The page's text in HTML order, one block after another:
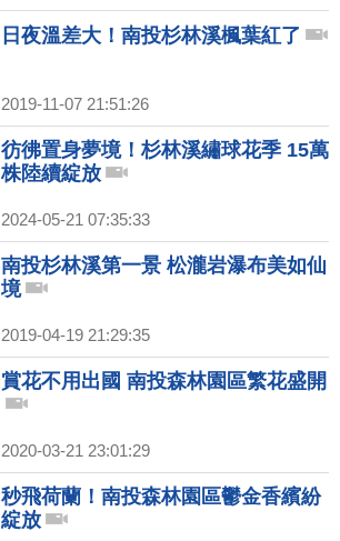
日夜溫差大！南投杉林溪楓葉紅了
2019-11-07 21:51:26
彷彿置身夢境！杉林溪繡球花季 15萬
株陸續綻放
2024-05-21 07:35:33
南投杉林溪第一景 松瀧岩瀑布美如仙
境
2019-04-19 21:29:35
賞花不用出國 南投森林園區繁花盛開
2020-03-21 23:01:29
秒飛荷蘭！南投森林園區鬱金香繽紛
綻放